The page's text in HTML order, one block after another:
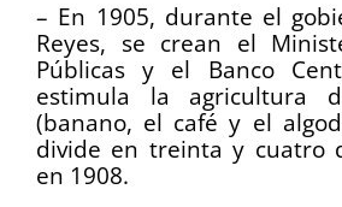
– En 1905, durante el
Reyes, se crean el
Públicas y el Banco
estimula la agricultura
(banano, el café y el
divide en treinta y cuatro
en 1908.